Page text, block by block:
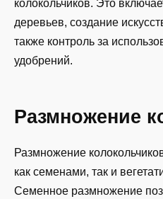
колокольчиков. Это
деревьев, создание
также контроль за
удобрений.
Размножение
Размножение
как семенами, так и
Семенное размножение